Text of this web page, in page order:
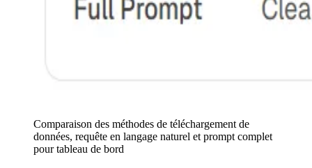
Comparaison des méthodes de téléchargement de
données, requête en langage naturel et prompt complet
pour tableau de bord